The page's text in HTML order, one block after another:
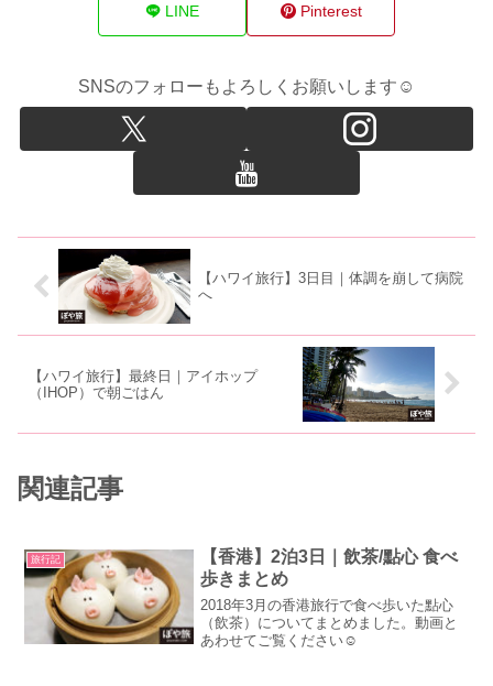
LINE Pinterest
SNSのフォローもよろしくお願いします☺
【ハワイ旅行】3日目｜体調を崩して病院
へ
【ハワイ旅行】最終日｜アイホップ
（IHOP）で朝ごはん
関連記事
旅行記
【香港】2泊3日｜飲茶/點心 食べ
歩きまとめ
2018年3月の香港旅行で食べ歩いた點心
（飲茶）についてまとめました。動画と
あわせてご覧ください☺